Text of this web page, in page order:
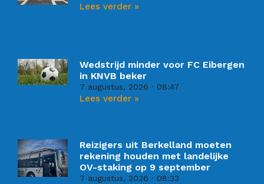
Lees verder »
Wedstrijd minder voor FC Eibergen
in KNVB beker
7 augustus, 2026 08:47
Lees verder »
Reizigers uit Berkelland moeten
rekening houden met landelijke
OV-staking op 9 september
7 augustus, 2026 08:33